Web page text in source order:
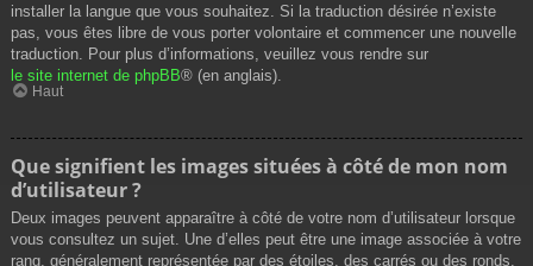
installer la langue que vous souhaitez. Si la traduction désirée n’existe
pas, vous êtes libre de vous porter volontaire et commencer une nouvelle
traduction. Pour plus d’informations, veuillez vous rendre sur
le site internet de phpBB® (en anglais).
Haut
Que signifient les images situées à côté de mon nom
d’utilisateur ?
Deux images peuvent apparaître à côté de votre nom d’utilisateur lorsque
vous consultez un sujet. Une d’elles peut être une image associée à votre
rang, généralement représentée par des étoiles, des carrés ou des ronds.